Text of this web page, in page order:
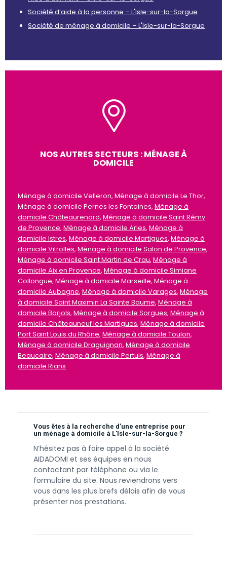
Société d’aide à la personne – L'Isle-sur-la-Sorgue
Société de ménage à domicile – L'Isle-sur-la-Sorgue
NOS AUTRES SECTEURS : MÉNAGE À
DOMICILE
Ménage à domicile Velleron, Ménage à domicile Le Thor,
Ménage à domicile Pernes les Fontaines, Ménage à
domicile Châteaurenard, Ménage à domicile Saint Rémy
de Provence, Ménage à domicile Arles, Ménage à
domicile Istres, Ménage à domicile Martigues, Ménage à
domicile Vitrolles, Ménage à domicile Salon de Provence,
Ménage à domicile Saint Martin de Crau, Ménage à
domicile Aix en Provence, Ménage à domicile Simiane
Collongue, Ménage à domicile Marseille, Ménage à
domicile Aubagne, Ménage à domicile Varages, Ménage
à domicile Saint Maximin La Sainte Baume, Ménage à
domicile Barjols, Ménage à domicile Sorgues, Ménage à
domicile Châteauneuf les Martigues, Ménage à domicile
Port Saint Louis du Rhône, Ménage à domicile Toulon,
Ménage à domicile Draguignan, Ménage à domicile
Beaucaire, Ménage à domicile Pertuis, Ménage à
domicile Rians
Vous êtes à la recherche d’une entreprise pour
un ménage à domicile à L'Isle-sur-la-Sorgue ?
N’hésitez pas à faire appel à la société
AIDADOMI et ses équipes en nous
contactant par téléphone ou via le
formulaire du site. Nous reviendrons vers
vous dans les plus brefs délais afin de vous
présenter nos prestations.